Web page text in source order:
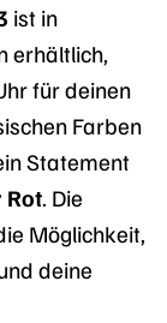
ist in
erhältlich,
für deinen
Farben
Statement
Rot . Die
Möglichkeit,
deine